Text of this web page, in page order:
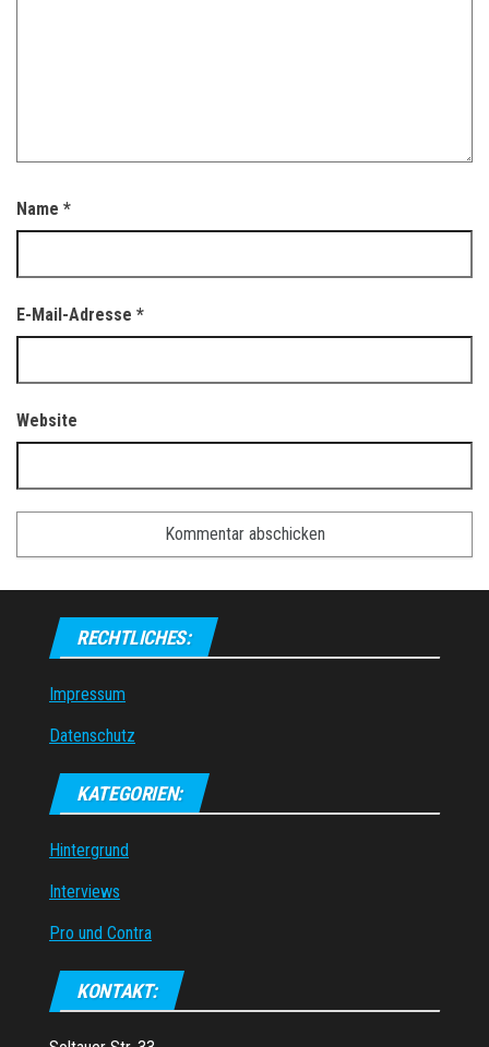
Name *
E-Mail-Adresse *
Website
RECHTLICHES:
Impressum
Datenschutz
KATEGORIEN:
Hintergrund
Interviews
Pro und Contra
KONTAKT: